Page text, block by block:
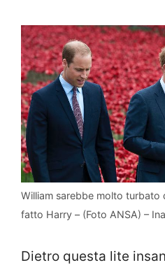
William sarebbe molto
fatto Harry – (Foto ANSA) –
Dietro questa lite